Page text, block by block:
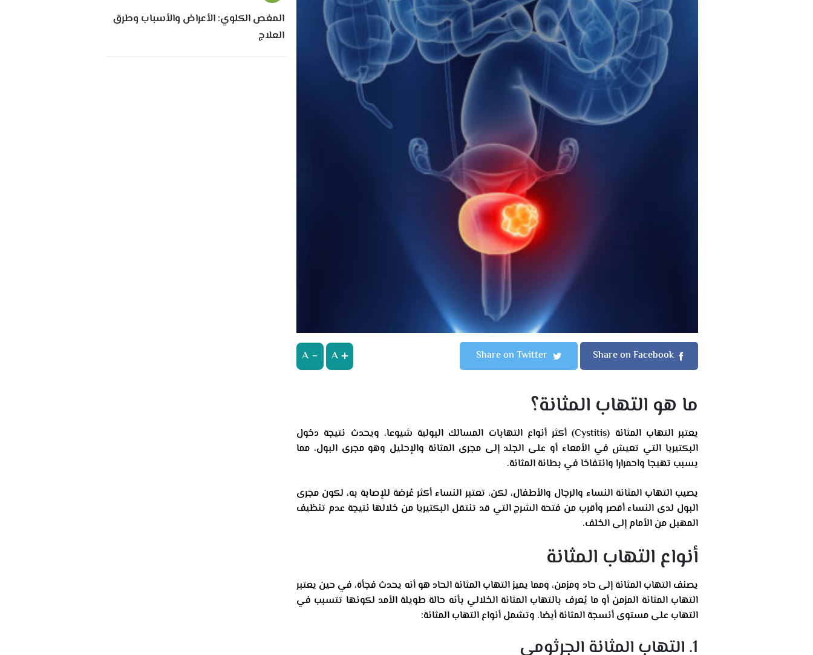
Share on Facebook
Share on Twitter
A
A
ما هو التهاب المثانة؟
يعتبر التهاب المثانة (Cystitis) أكثر أنواع التهابات المسالك البولية شيوعا، ويحدث نتيجة دخول
البكتيريا التي تعيش في الأمعاء أو على الجلد إلى مجرى المثانة والإحليل وهو مجرى البول، مما
يسبب تهيجا واحمرارا وانتفاخا في بطانة المثانة.
يصيب التهاب المثانة النساء والرجال والأطفال، لكن، تعتبر النساء أكثر عُرضة للإصابة به، لكون مجرى
البول لدى النساء أقصر وأقرب من فتحة الشرج التي قد تنتقل البكتيريا من خلالها نتيجة عدم تنظيف
المهبل من الأمام إلى الخلف.
أنواع التهاب المثانة
يصنف التهاب المثانة إلى حاد ومزمن، ومما يميز التهاب المثانة الحاد هو أنه يحدث فجأة، في حين يعتبر
التهاب المثانة المزمن أو ما يُعرف بالتهاب المثانة الخلالي بأنه حالة طويلة الأمد لكونها تتسبب في
التهاب على مستوى أنسجة المثانة أيضا. وتشمل أنواع التهاب المثانة:
1. التهاب المثانة الجرثومي
المغص الكلوي: الأعراض والأسباب وطرق
العلاج